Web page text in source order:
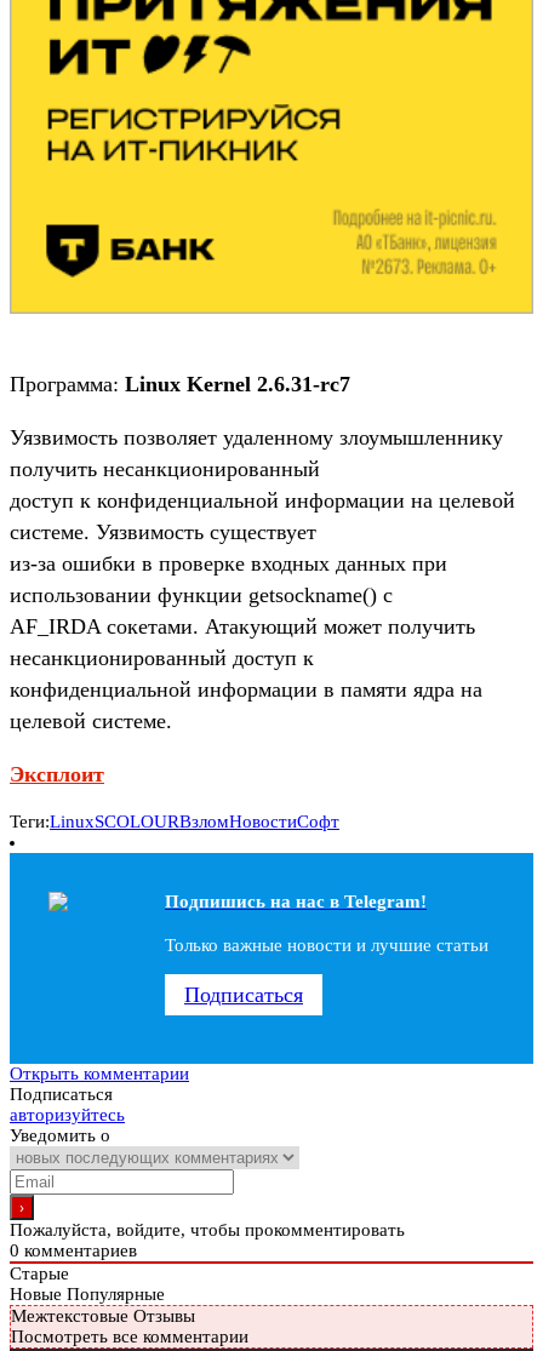
Программа: Linux Kernel 2.6.31-rc7
Уязвимость позволяет удаленному злоумышленнику
получить несанкционированный
доступ к конфиденциальной информации на целевой
системе. Уязвимость существует
из-за ошибки в проверке входных данных при
использовании функции getsockname() с
AF_IRDA сокетами. Атакующий может получить
несанкционированный доступ к
конфиденциальной информации в памяти ядра на
целевой системе.
Эксплоит
Теги:LinuxSCOLOURВзломНовостиСофт
Подпишись на наc в Telegram!
Только важные новости и лучшие статьи
Подписаться
Открыть комментарии
Подписаться
авторизуйтесь
Уведомить о
Пожалуйста, войдите, чтобы прокомментировать
0 комментариев
Старые
Новые Популярные
Межтекстовые Отзывы
Посмотреть все комментарии